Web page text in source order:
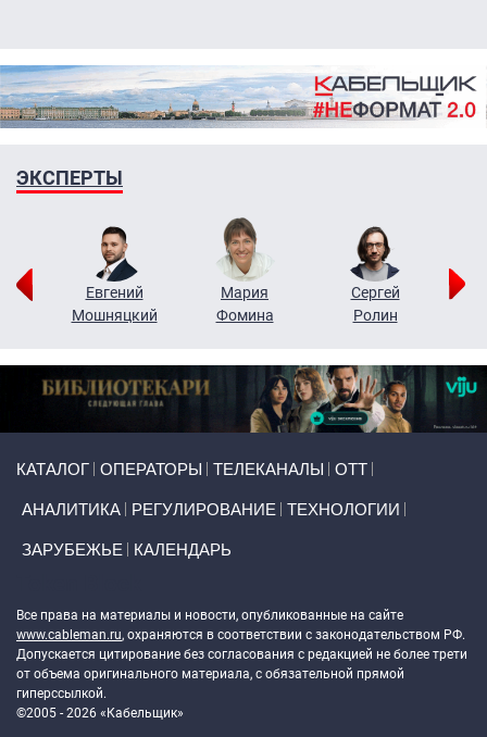
ЭКСПЕРТЫ
Евгений
Мошняцкий
Мария
Фомина
Сергей
Ролин
КАТАЛОГ ОПЕРАТОРЫ ТЕЛЕКАНАЛЫ ОТТ
АНАЛИТИКА РЕГУЛИРОВАНИЕ ТЕХНОЛОГИИ
ЗАРУБЕЖЬЕ КАЛЕНДАРЬ
Все права на материалы и новости, опубликованные на сайте
www.cableman.ru, охраняются в соответствии с законодательством РФ.
Допускается цитирование без согласования с редакцией не более трети
от объема оригинального материала, с обязательной прямой
гиперссылкой.
©2005 - 2026 «Кабельщик»